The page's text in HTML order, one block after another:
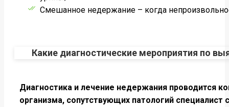
Смешанное недержание – когда
Какие диагностические мероприятия по
Диагностика и лечение недержания проводится
организма, сопутствующих патологий